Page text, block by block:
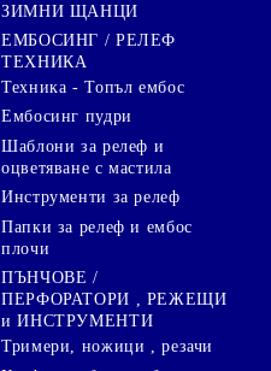
ЗИМНИ ЩАНЦИ
ЕМБОСИНГ / РЕЛЕФ
ТЕХНИКА
Техника - Топъл ембос
Ембосинг пудри
Шаблони за релеф и
оцветяване с мастила
Инструменти за релеф
Папки за релеф и ембос
плочи
ПЪНЧОВЕ /
ПЕРФОРАТОРИ , РЕЖЕЩИ
и ИНСТРУМЕНТИ
Тримери, ножици , резачи